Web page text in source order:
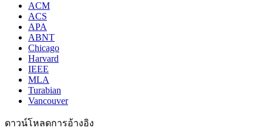
ACM
ACS
APA
ABNT
Chicago
Harvard
IEEE
MLA
Turabian
Vancouver
ดาวน์โหลดการอ้างอิง